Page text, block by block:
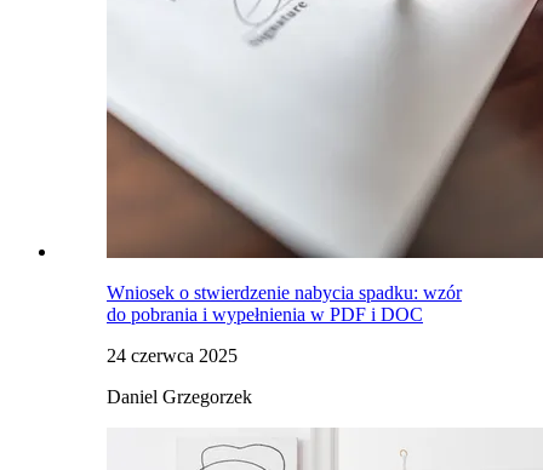
Wniosek o stwierdzenie nabycia spadku: wzór
do pobrania i wypełnienia w PDF i DOC
24 czerwca 2025
Daniel Grzegorzek